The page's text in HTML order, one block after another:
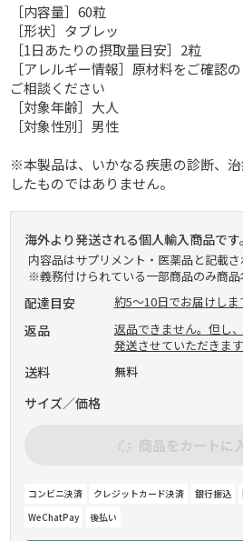
［内容量］60粒
［形状］タブレッ
［1日あたりの摂取量目安］2粒
［アレルギー情報］原材料をご確認
ご相談ください
［対象年齢］大人
［対象性別］男性
※本製品は、いかなる疾患の診断、
したものではありません。
海外より発送される個人輸入商品です。
内容品はサプリメント・医薬品と記載さ
※義務付けられている一部商品のみ商品
配達目安 約5～10日でお届けしま
返品
返品できません。但し
発送させていただきます
送料 無料
サイズ／価格
商品をカートに
コンビニ決済 クレジットカード決済 銀行振込
WeChatPay
後払い